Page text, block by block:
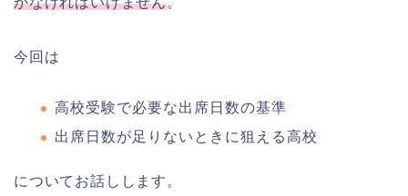
今回は
高校受験で必要な出席日数の基準
出席日数が足りないときに狙える高校
についてお話しします。